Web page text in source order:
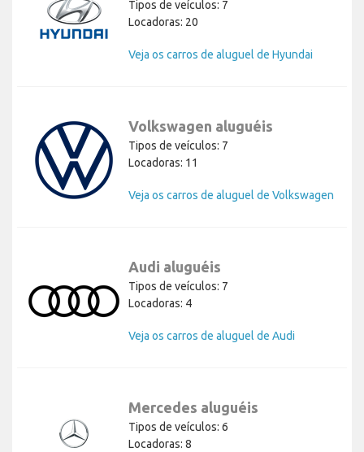
Tipos de veículos: 7
Locadoras: 20
Veja os carros de aluguel de Hyundai
Volkswagen aluguéis
Tipos de veículos: 7
Locadoras: 11
Veja os carros de aluguel de Volkswagen
Audi aluguéis
Tipos de veículos: 7
Locadoras: 4
Veja os carros de aluguel de Audi
Mercedes aluguéis
Tipos de veículos: 6
Locadoras: 8